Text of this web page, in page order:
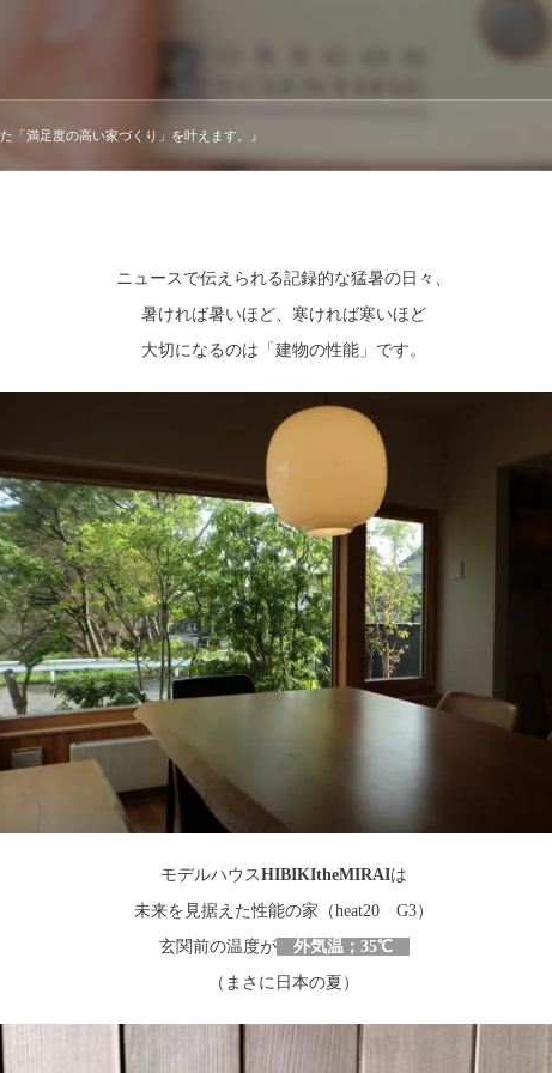
「満足度の高い家づくり」を叶えます。』
ニュースで伝えられる記録的な猛暑の日々、
暑ければ暑いほど、寒ければ寒いほど
大切になるのは「建物の性能」です。
モデルハウスHIBIKItheMIRAIは
未来を見据えた性能の家（heat20 G3）
玄関前の温度が外気温；35℃
（まさに日本の夏）